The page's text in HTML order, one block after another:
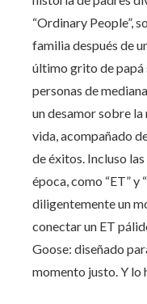
“Ordinary People”,
familia después de
último grito de papá
personas de
un desamor sobre
vida, acompañado
de éxitos. Incluso
época, como “ET” y
diligentemente un
conectar un ET
Goose: diseñado
momento justo. Y lo